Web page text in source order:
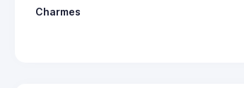
Charmes